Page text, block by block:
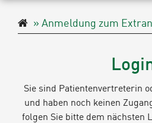
Navigationspfad
Anmeldung zum
Sie sind Patientenvertreterin
und haben noch keinen
folgen Sie bitte dem nächsten